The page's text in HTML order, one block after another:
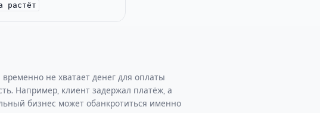
растёт
не хватает денег для оплаты
Например, клиент задержал платёж, а
бизнес может обанкротиться именно